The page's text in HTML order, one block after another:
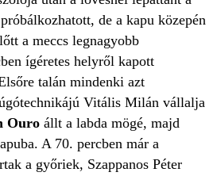
de a kapu közepén
a meccs legnagyobb
ígéretes helyről kapott
talán mindenki azt
Vitális Milán vállalja
Ouro állt a labda mögé, majd
A 70. percben már a
a győriek, Szappanos Péter